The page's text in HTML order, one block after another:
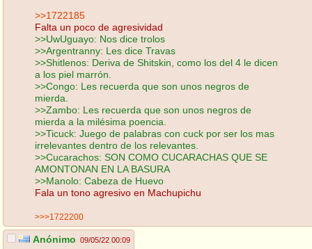
>>1722185
Falta un poco de agresividad
>>UwUguayo: Nos dice trolos
>>Argentranny: Les dice Travas
>>Shitlenos: Deriva de Shitskin, como los del 4 le dicen
a los piel marrón.
>>Congo: Les recuerda que son unos negros de
mierda.
>>Zambo: Les recuerda que son unos negros de
mierda a la milésima poencia.
>>Ticuck: Juego de palabras con cuck por ser los mas
irrelevantes dentro de los relevantes.
>>Cucarachos: SON COMO CUCARACHAS QUE SE
AMONTONAN EN LA BASURA
>>Manolo: Cabeza de Huevo
Fala un tono agresivo en Machupichu
>>>1722200
Anónimo 09/05/22 00:09